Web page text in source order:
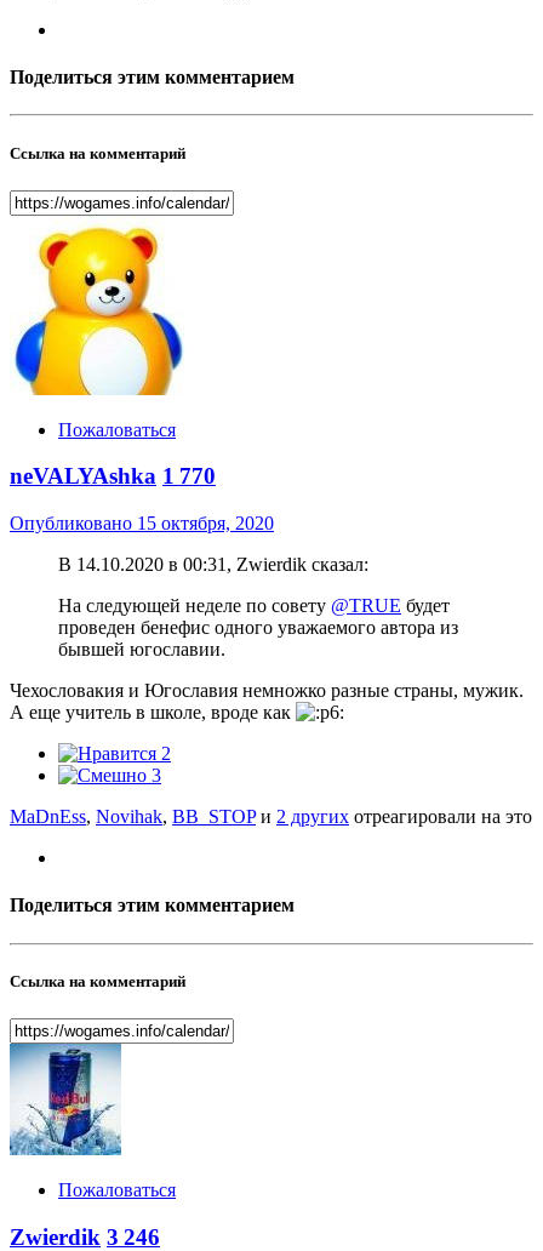
Поделиться этим комментарием
Ссылка на комментарий
Пожаловаться
neVALYAshka 1 770
Опубликовано 15 октября, 2020
В 14.10.2020 в 00:31, Zwierdik сказал:
На следующей неделе по совету @TRUE будет
проведен бенефис одного уважаемого автора из
бывшей югославии.
Чехословакия и Югославия немножко разные страны, мужик.
А еще учитель в школе, вроде как
2
3
MaDnEss, Novihak, BB_STOPи 2 других отреагировали на это
Поделиться этим комментарием
Ссылка на комментарий
Пожаловаться
Zwierdik 3 246